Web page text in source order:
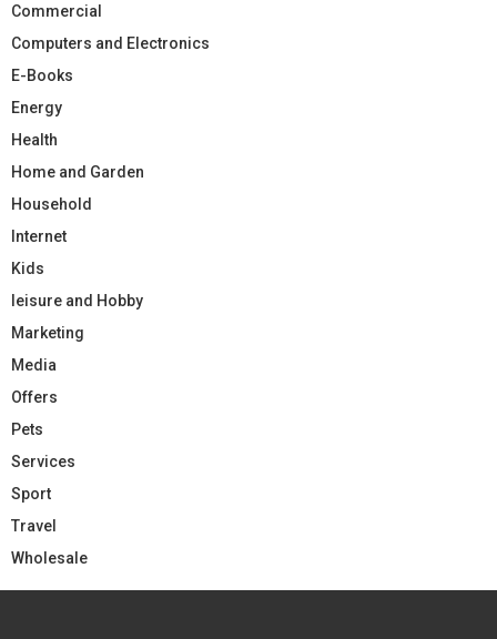
Commercial
Computers and Electronics
E-Books
Energy
Health
Home and Garden
Household
Internet
Kids
leisure and Hobby
Marketing
Media
Offers
Pets
Services
Sport
Travel
Wholesale